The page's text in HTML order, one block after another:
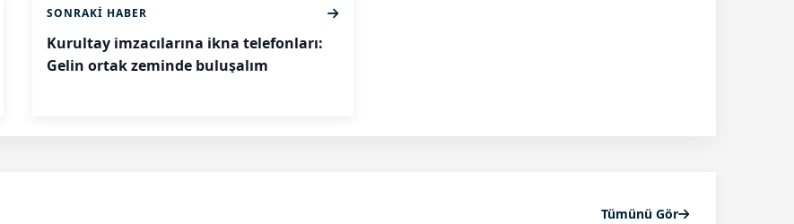
SONRAKI HABER
Kurultay imzacılarına ikna telefonları:
Gelin ortak zeminde buluşalım
Tümünü Gör